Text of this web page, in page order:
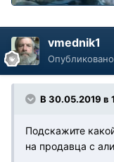
vmednik1
Опубликовано
В 30.05.2019 в
Подскажите
на продавца с